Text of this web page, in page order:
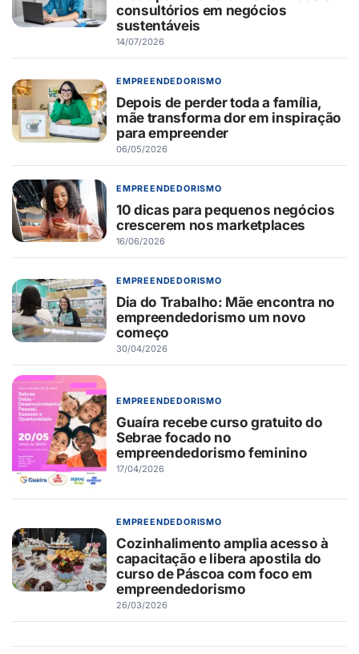
consultórios em negócios
sustentáveis
14/07/2026
EMPREENDEDORISMO
Depois de perder toda a família,
mãe transforma dor em inspiração
para empreender
06/05/2026
EMPREENDEDORISMO
10 dicas para pequenos negócios
crescerem nos marketplaces
16/06/2026
EMPREENDEDORISMO
Dia do Trabalho: Mãe encontra no
empreendedorismo um novo
começo
30/04/2026
EMPREENDEDORISMO
Guaíra recebe curso gratuito do
Sebrae focado no
empreendedorismo feminino
17/04/2026
EMPREENDEDORISMO
Cozinhalimento amplia acesso à
capacitação e libera apostila do
curso de Páscoa com foco em
empreendedorismo
26/03/2026